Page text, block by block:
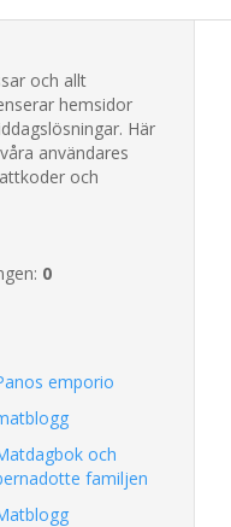
och allt
hemsidor
Här
användares
och
0
emporio
och
familjen